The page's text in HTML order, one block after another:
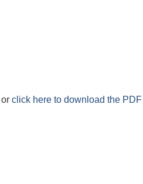
or click here to download the PDF